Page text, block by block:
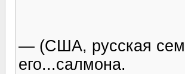
— (США, русская
его...салмона.